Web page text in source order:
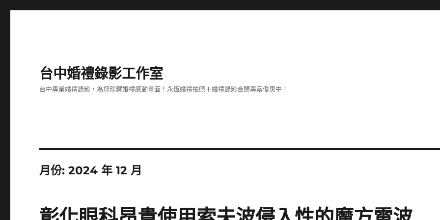
台中婚禮錄影工作室
台中專業婚禮錄影，為您珍藏婚禮感動畫面！永恆婚禮拍照＋婚禮錄影合購專案優惠中！
月份:2024 年 12 月